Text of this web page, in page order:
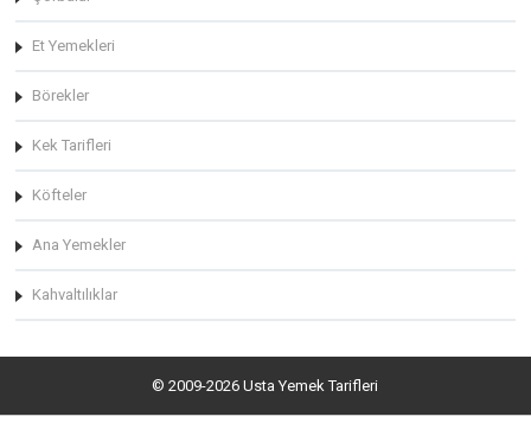
Et Yemekleri
Börekler
Kek Tarifleri
Köfteler
Ana Yemekler
Kahvaltılıklar
© 2009-2026 Usta Yemek Tarifleri